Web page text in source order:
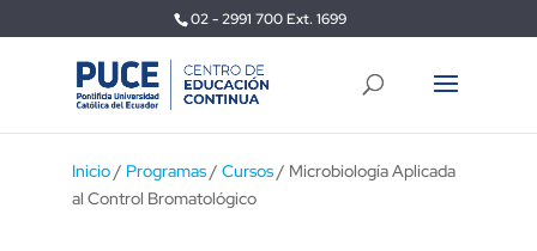
02 - 2991 700 Ext. 1699
Inicio/ Programas/ Cursos/ Microbiología Aplicada
al Control Bromatológico